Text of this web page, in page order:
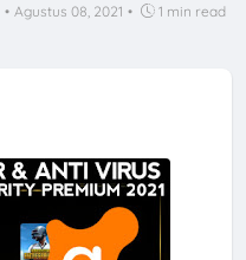
• Agustus 08, 2021 •
1 min read